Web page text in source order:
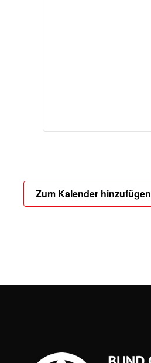
Zum Kalender hinzufügen